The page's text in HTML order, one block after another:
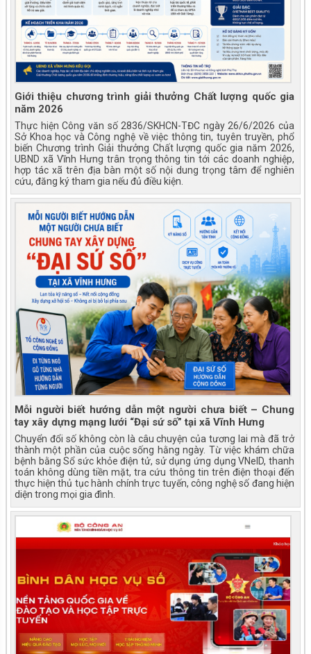
Giới thiệu chương trình giải thưởng Chất lượng quốc gia
năm 2026
Thực hiện Công văn số 2836/SKHCN-TĐC ngày 26/6/2026 của
Sở Khoa học và Công nghệ về việc thông tin, tuyên truyền, phổ
biến Chương trình Giải thưởng Chất lượng quốc gia năm 2026,
UBND xã Vĩnh Hưng trân trọng thông tin tới các doanh nghiệp,
hợp tác xã trên địa bàn một số nội dung trọng tâm để nghiên
cứu, đăng ký tham gia nếu đủ điều kiện.
Mỗi người biết hướng dẫn một người chưa biết – Chung
tay xây dựng mạng lưới “Đại sứ số” tại xã Vĩnh Hưng
Chuyển đổi số không còn là câu chuyện của tương lai mà đã trở
thành một phần của cuộc sống hằng ngày. Từ việc khám chữa
bệnh bằng Sổ sức khỏe điện tử, sử dụng ứng dụng VNeID, thanh
toán không dùng tiền mặt, tra cứu thông tin trên điện thoại đến
thực hiện thủ tục hành chính trực tuyến, công nghệ số đang hiện
diện trong mọi gia đình.